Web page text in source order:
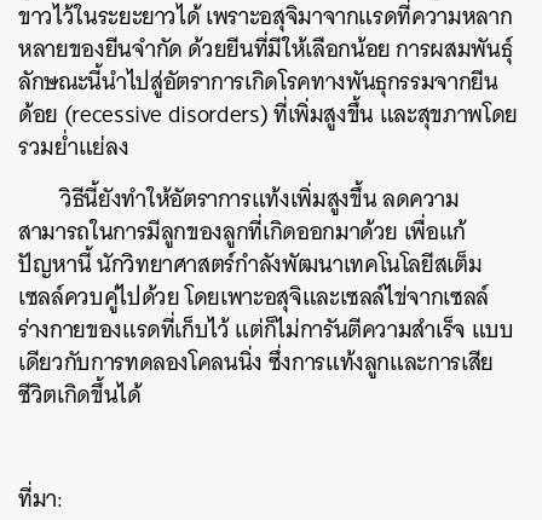
ขาวไว้ในระยะยาวได้ เพราะอสุจิมาจากแรดที่ความหลาก
หลายของยีนจำกัด ด้วยยีนที่มีให้เลือกน้อย การผสมพันธุ์
ลักษณะนี้นำไปสู่อัตราการเกิดโรคทางพันธุกรรมจากยีน
ด้อย (recessive disorders) ที่เพิ่มสูงขึ้น และสุขภาพโดย
รวมย่ำแย่ลง
วิธีนี้ยังทำให้อัตราการแท้งเพิ่มสูงขึ้น ลดความ
สามารถในการมีลูกของลูกที่เกิดออกมาด้วย เพื่อแก้
ปัญหานี้ นักวิทยาศาสตร์กำลังพัฒนาเทคโนโลยีสเต็ม
เซลล์ควบคู่ไปด้วย โดยเพาะอสุจิและเซลล์ไข่จากเซลล์
ร่างกายของแรดที่เก็บไว้ แต่ก็ไม่การันตีความสำเร็จ แบบ
เดียวกับการทดลองโคลนนิ่ง ซึ่งการแท้งลูกและการเสีย
ชีวิตเกิดขึ้นได้
ที่มา:
ค้นหา
LINE